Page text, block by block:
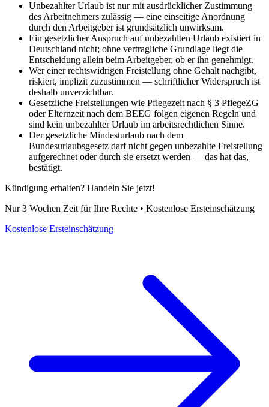
Unbezahlter Urlaub ist nur mit ausdrücklicher Zustimmung
des Arbeitnehmers zulässig — eine einseitige Anordnung
durch den Arbeitgeber ist grundsätzlich unwirksam.
Ein gesetzlicher Anspruch auf unbezahlten Urlaub existiert in
Deutschland nicht; ohne vertragliche Grundlage liegt die
Entscheidung allein beim Arbeitgeber, ob er ihn genehmigt.
Wer einer rechtswidrigen Freistellung ohne Gehalt nachgibt,
riskiert, implizit zuzustimmen — schriftlicher Widerspruch ist
deshalb unverzichtbar.
Gesetzliche Freistellungen wie Pflegezeit nach § 3 PflegeZG
oder Elternzeit nach dem BEEG folgen eigenen Regeln und
sind kein unbezahlter Urlaub im arbeitsrechtlichen Sinne.
Der gesetzliche Mindesturlaub nach dem
Bundesurlaubsgesetz darf nicht gegen unbezahlte Freistellung
aufgerechnet oder durch sie ersetzt werden — das hat das,
bestätigt.
Kündigung erhalten? Handeln Sie jetzt!
Nur 3 Wochen Zeit für Ihre Rechte • Kostenlose Ersteinschätzung
Kostenlose Ersteinschätzung